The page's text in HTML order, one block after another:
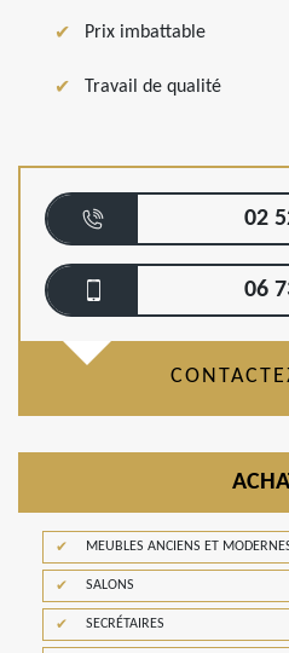
Prix imbattable
Travail de qualité
02
06
MEUBLES ANCIENS ET
SALONS
SECRÉTAIRES